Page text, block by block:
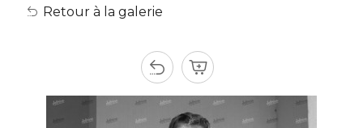
Retour à la galerie